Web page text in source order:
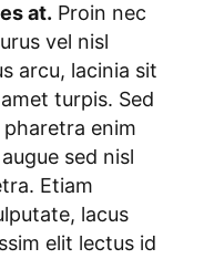
at. Proin nec
vel nisl
arcu, lacinia sit
turpis. Sed
enim
sed nisl
Etiam
lacus
elit lectus id